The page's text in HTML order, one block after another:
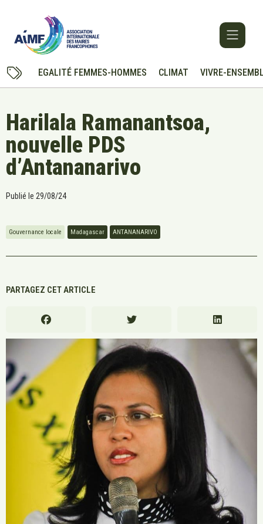
EGALITÉ FEMMES-HOMMES CLIMAT VIVRE-
Harilala Ramanantsoa,
nouvelle PDS
d’Antananarivo
Publié le 29/08/24
Gouvernance locale Madagascar ANTANANARIVO
PARTAGEZ CET ARTICLE